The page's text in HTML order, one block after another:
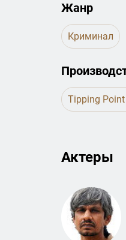
Жанр
Криминал
Tipping
Актеры